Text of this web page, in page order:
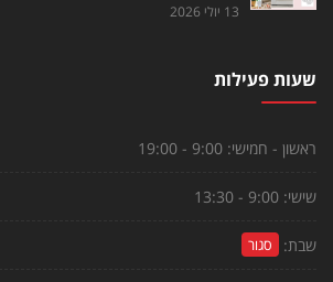
13 יולי 2026
שעות פעילות
ראשון - חמישי: 9:00 - 19:00
שישי: 9:00 - 13:30
שבת: סגור